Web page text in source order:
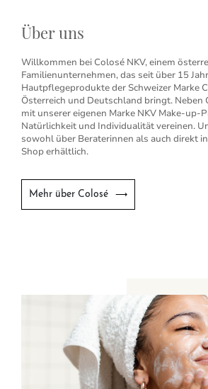
Über uns
Willkommen bei Colosé NKV, einem
Familienunternehmen, das seit über 15
Hautpflegeprodukte der Schweizer Marke
Österreich und Deutschland bringt. Neben
mit unserer eigenen Marke NKV Make-up-
Natürlichkeit und Individualität vereinen.
sowohl über Beraterinnen als auch direkt
Shop erhältlich.
Mehr über Colosé